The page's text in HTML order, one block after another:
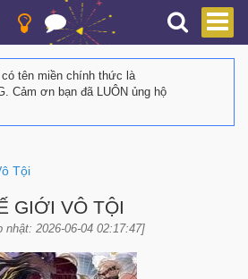
tên miền chính thức là
Cảm ơn bạn đã LUÔN ủng hộ
Tội
GIỚI VÔ TỘI
nhật: 2026-06-04 02:17:47]